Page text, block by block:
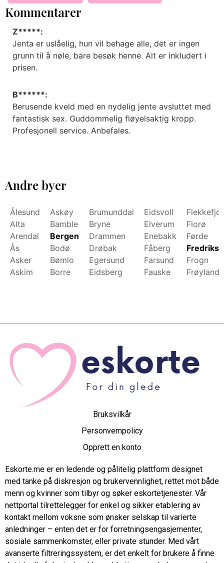
Kommentarer
Z*****:
Jenta er uslåelig, hun vil behage alle, det er ingen
grunn til å nøle, bare besøk henne. Alt er inkludert i
prisen.
B******:
Berusende kveld med en nydelig jente avsluttet med
fantastisk sex. Guddommelig fløyelsaktig kropp.
Profesjonell service. Anbefales.
Andre byer
Ålesund
Alta
Arendal
Ås
Asker
Askim
Askøy
Bamble
Bergen
Bodø
Bømlo
Borre
Brumunddal
Bryne
Drammen
Drøbak
Egersund
Eidsberg
Eidsvoll
Elverum
Enebakk
Fåberg
Farsund
Fauske
Florø
Førde
Frogn
Frøyland
Bruksvilkår
Personvernpolicy
Opprett en konto
Eskorte.me er en ledende og pålitelig plattform designet
med tanke på diskresjon og brukervennlighet, rettet mot både
menn og kvinner som tilbyr og søker eskortetjenester. Vår
nettportal tilrettelegger for enkel og sikker etablering av
kontakt mellom voksne som ønsker selskap til varierte
anledninger – enten det er for forretningsengasjementer,
sosiale sammenkomster, eller private stunder. Med vårt
avanserte filtreringssystem, er det enkelt for brukere å finne